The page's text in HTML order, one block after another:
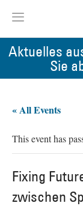
Aktuelles
Sie
« All Events
This event has
Fixing
zwischen